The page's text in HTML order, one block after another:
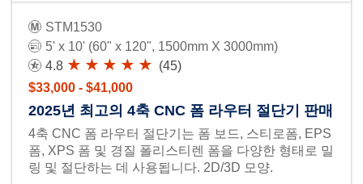
STM1530
5' x 10' (60" x 120", 1500mm X 3000mm)
4.8
(45)
$33,000 - $41,000
2025년 최고의 4축 CNC 폼 라우터 절단기 판매
4축 CNC 폼 라우터 절단기는 폼 보드, 스티로폼, EPS
폼, XPS 폼 및 경질 폴리스티렌 폼을 다양한 형태로 밀
링 및 절단하는 데 사용됩니다. 2D/3D 모양.